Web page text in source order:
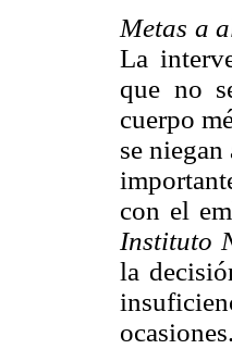
Metas a
La
que no
cuerpo
se
con el
Instituto
la
ocasiones.